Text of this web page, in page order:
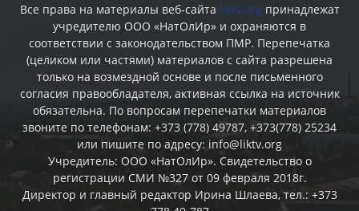
Все права на материалы веб-сайта liktv.org принадлежат
учредителю ООО «НатОлИр» и охраняются в
соответствии с законодательством ПМР. Перепечатка
(целиком или частями) материалов c сайта разрешена
только на возмездной основе и после письменного
согласия правообладателя, активная ссылка на источник
обязательна. По вопросам перепечатки материалов
звоните по телефонам: +373 (778) 49787, +373(778) 25234
или пишите по адресу: info@liktv.org
Учредитель: ООО «НатОлИр». Свидетельство о
регистрации СМИ №327 от 09 февраля 2018г.
Директор и главный редактор Ирина Шлаева, тел.: +373